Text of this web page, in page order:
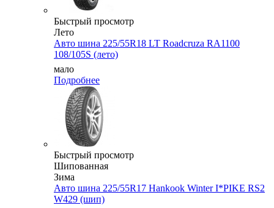
Быстрый просмотр
Лето
Авто шина 225/55R18 LT Roadcruza RA1100
108/105S (лето)
мало
Подробнее
Быстрый просмотр
Шипованная
Зима
Авто шина 225/55R17 Hankook Winter I*PIKE RS2
W429 (шип)